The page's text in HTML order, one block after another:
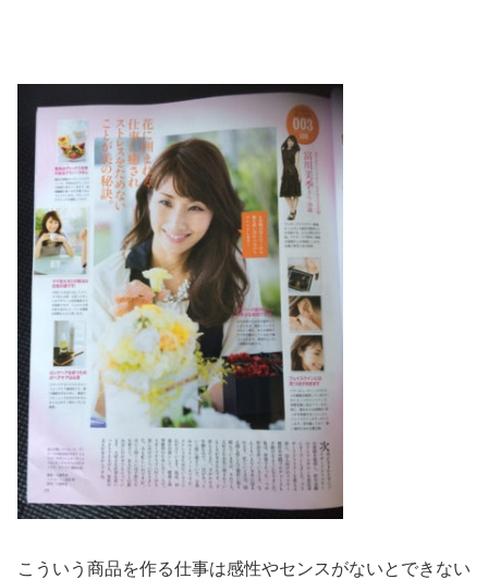
こういう商品を作る仕事は感性やセンスがないとできない